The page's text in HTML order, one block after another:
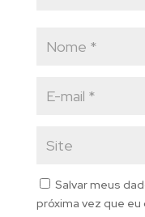
Salvar meus
próxima vez que eu